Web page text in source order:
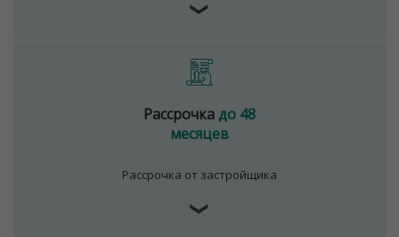
❯
Рассрочкадо 48
месяцев
Рассрочка от застройщика
❯